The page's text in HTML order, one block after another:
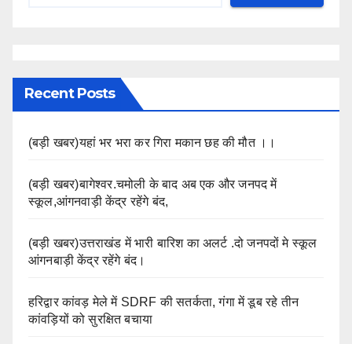
Recent Posts
(बड़ी खबर)यहां भर भरा कर गिरा मकान छह की मौत ।।
(बड़ी खबर)बागेश्वर.चमोली के बाद अब एक और जनपद में
स्कूल,आंगनवाड़ी केंद्र रहेंगे बंद,
(बड़ी खबर)उत्तराखंड में भारी बारिश का अलर्ट .दो जनपदों मे स्कूल
आंगनबाड़ी केंद्र रहेंगे बंद।
हरिद्वार कांवड़ मेले में SDRF की सतर्कता, गंगा में डूब रहे तीन
कांवड़ियों को सुरक्षित बचाया